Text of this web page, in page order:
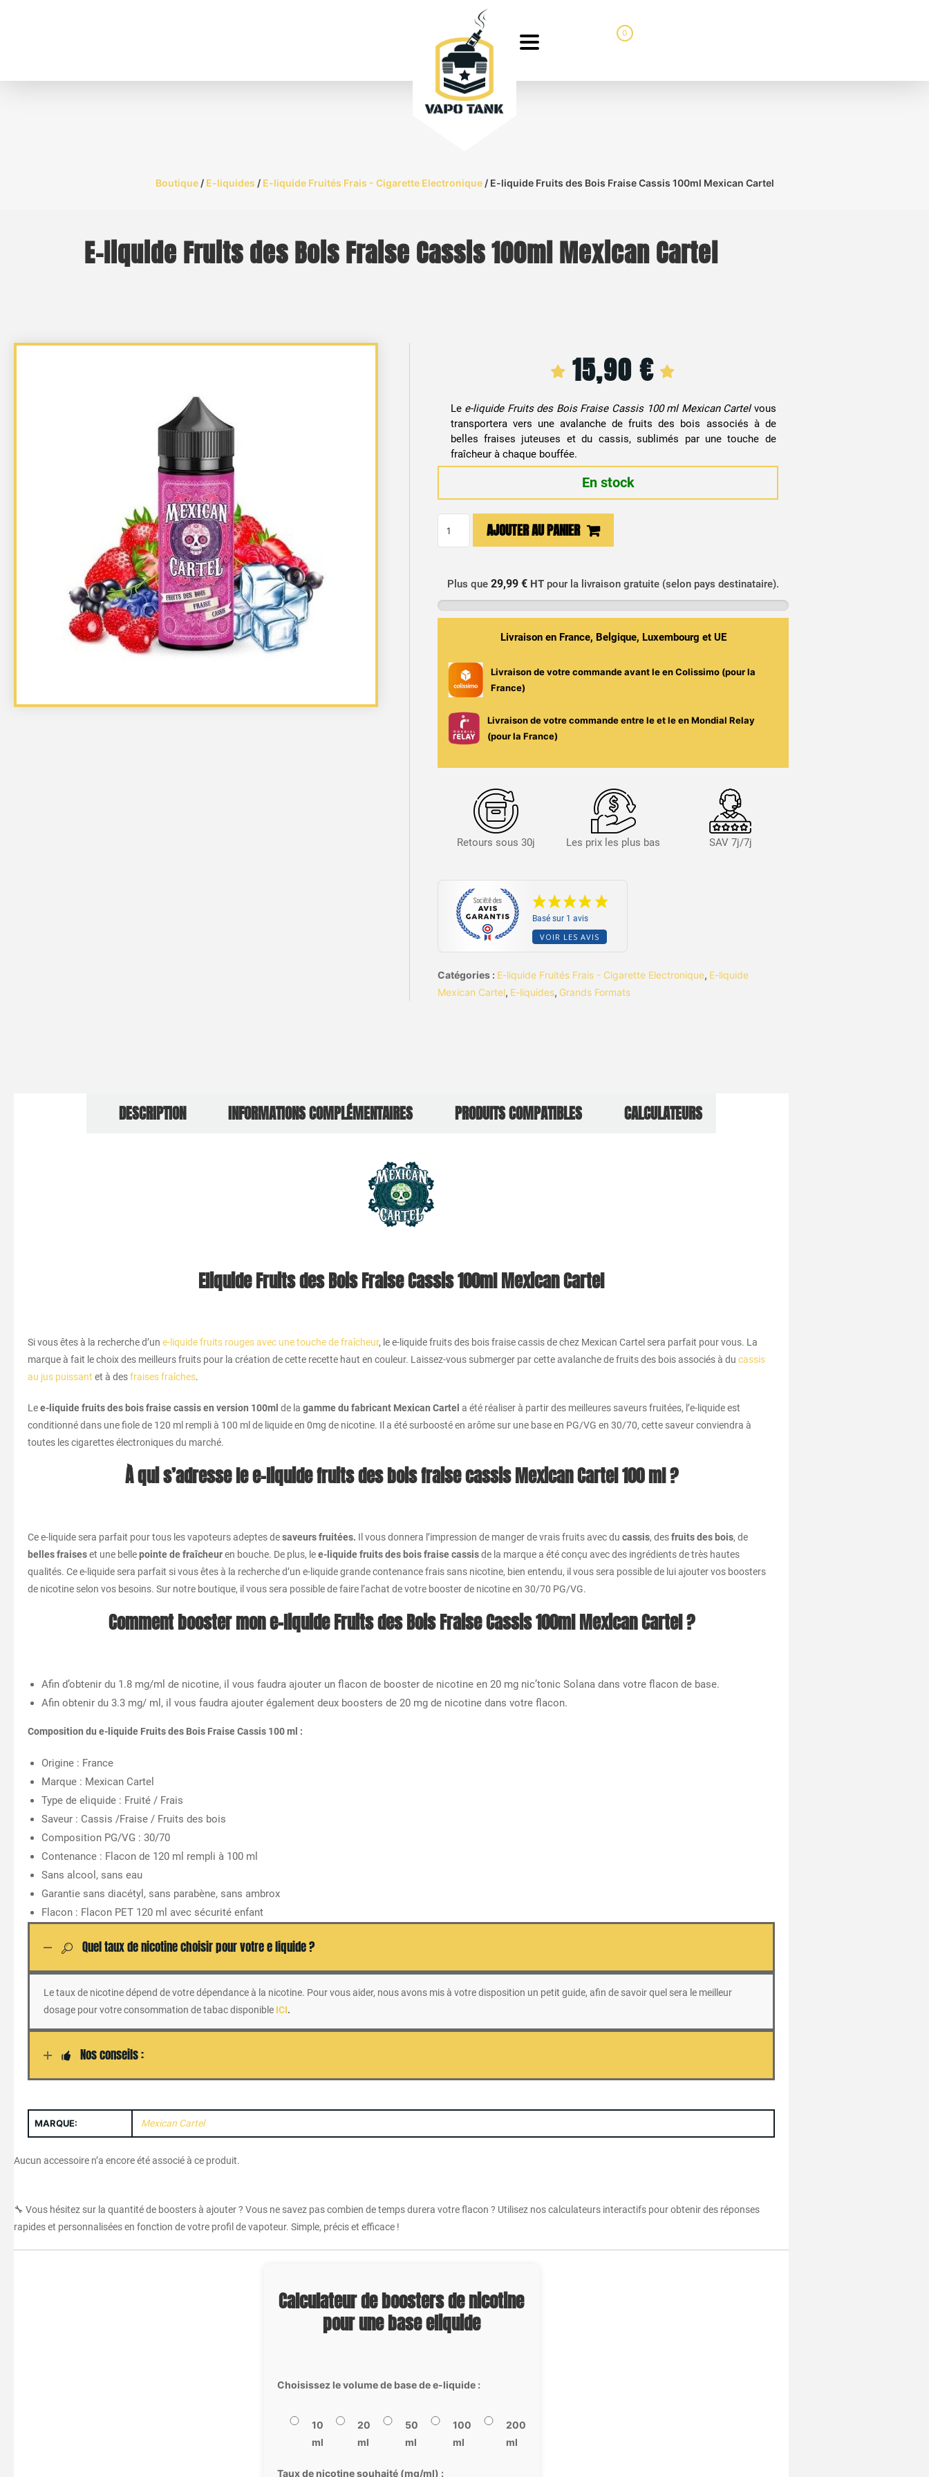
0
Boutique/ E-liquides / E-liquide Fruités Frais - Cigarette Electronique/ E-liquide Fruits des Bois Fraise Cassis 100ml Mexican Cartel
E-liquide Fruits des Bois Fraise Cassis 100ml Mexican Cartel
15,90€
Le e-liquide Fruits des Bois Fraise Cassis 100 ml Mexican Cartelvous
transportera vers une avalanche de fruits des bois associés à de
belles fraises juteuses et du cassis, sublimés par une touche de
fraîcheur à chaque bouffée.
En stock
Fruits
des
Cassis
100ml
Mexican
Cartel
AJOUTER AU PANIER
Plus que29,99 € HT pour la livraison gratuite (selon pays destinataire).
Livraison en France, Belgique, Luxembourg et UE
Livraison de votre commande avant leen Colissimo (pour la
France)
Livraison de votre commande entre leet leen Mondial Relay
(pour la France)
Retours sous 30j Les prix les plus bas SAV 7j/7j
Basé sur 1 avis
VOIR LES AVIS
Catégories : E-liquide Fruités Frais - Cigarette Electronique, E-liquide
Mexican Cartel, E-liquides, Grands Formats
DESCRIPTION INFORMATIONS COMPLÉMENTAIRES PRODUITS COMPATIBLES CALCULATEURS
Eliquide Fruits des Bois Fraise Cassis 100ml Mexican Cartel
Si vous êtes à la recherche d’un e-liquide fruits rouges avec une touche de fraîcheur, le e-liquide fruits des bois fraise cassis de chez Mexican Cartel sera parfait pour vous. La
marque à fait le choix des meilleurs fruits pour la création de cette recette haut en couleur. Laissez-vous submerger par cette avalanche de fruits des bois associés à du cassis
au jus puissant et à desfraises fraîches.
Lee-liquide fruits des bois fraise cassis en version 100ml de la gamme du fabricant Mexican Cartel a été réaliser à partir des meilleures saveurs fruitées, l’e-liquide est
conditionné dans une fiole de 120 ml rempli à 100 ml de liquide en 0mg de nicotine. Il a été surboosté en arôme sur une base en PG/VG en 30/70, cette saveur conviendra à
toutes les cigarettes électroniques du marché.
À qui s’adresse le e-liquide fruits des bois fraise cassis Mexican Cartel 100 ml ?
Ce e-liquide sera parfait pour tous les vapoteurs adeptes desaveurs fruitées. Il vous donnera l’impression de manger de vrais fruits avec du cassis, desfruits des bois, de
belles fraiseset une bellepointe de fraîcheuren bouche. De plus, lee-liquide fruits des bois fraise cassisde la marque a été conçu avec des ingrédients de très hautes
qualités. Ce e-liquide sera parfait si vous êtes à la recherche d’un e-liquide grande contenance frais sans nicotine, bien entendu, il vous sera possible de lui ajouter vos boosters
de nicotine selon vos besoins. Sur notre boutique, il vous sera possible de faire l’achat de votre booster de nicotine en 30/70 PG/VG.
Comment booster mon e-liquide Fruits des Bois Fraise Cassis 100ml Mexican Cartel ?
Afin d’obtenir du 1.8 mg/ml de nicotine, il vous faudra ajouter un flacon de booster de nicotine en 20 mg nic’tonic Solana dans votre flacon de base.
Afin obtenir du 3.3 mg/ ml, il vous faudra ajouter également deux boosters de 20 mg de nicotine dans votre flacon.
Composition du e-liquide Fruits des Bois Fraise Cassis 100 ml :
Origine : France
Marque : Mexican Cartel
Type de eliquide : Fruité / Frais
Saveur : Cassis /Fraise / Fruits des bois
Composition PG/VG : 30/70
Contenance : Flacon de 120 ml rempli à 100 ml
Sans alcool, sans eau
Garantie sans diacétyl, sans parabène, sans ambrox
Flacon : Flacon PET 120 ml avec sécurité enfant
Quel taux de nicotine choisir pour votre e liquide ?
Le taux de nicotine dépend de votre dépendance à la nicotine. Pour vous aider, nous avons mis à votre disposition un petit guide, afin de savoir quel sera le meilleur
dosage pour votre consommation de tabac disponible ICI.
Nos conseils :
MARQUE: Mexican Cartel
Aucun accessoire n’a encore été associé à ce produit.
🔧 Vous hésitez sur la quantité de boosters à ajouter ? Vous ne savez pas combien de temps durera votre flacon ? Utilisez nos calculateurs interactifs pour obtenir des réponses
rapides et personnalisées en fonction de votre profil de vapoteur. Simple, précis et efficace !
Calculateur de boosters de nicotine
pour une base eliquide
Choisissez le volume de base de e-liquide :
10
ml
20
ml
50
ml
100
ml
200
ml
Taux de nicotine souhaité (mg/ml) :